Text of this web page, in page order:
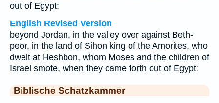
out of Egypt:
English Revised Version
beyond Jordan, in the valley over against Beth-
peor, in the land of Sihon king of the Amorites, who
dwelt at Heshbon, whom Moses and the children of
Israel smote, when they came forth out of Egypt:
Biblische Schatzkammer